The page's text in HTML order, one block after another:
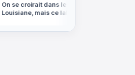
se croirait dans les bayous de
mais ce labyrinthe
Ni